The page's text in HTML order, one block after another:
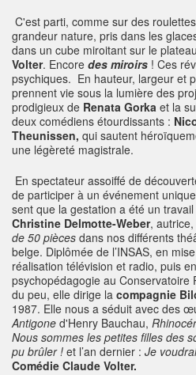
C'est parti, comme sur des
grandeur nature, pris dans les
dans un cube miroitant sur le
Volter. Encore des miroirs ! Ces
psychiques. En hauteur, largeur et
prennent vie sous la lumière des
prodigieux de Renata Gorka et la
deux comédiens étourdissants :
Theunissen, qui sautent
une légèreté magistrale.
En spectateur assoiffé de
de participer à un événement
sent que la gestation a été un
Christine Delmotte-Weber,
de 50 pièces dans nos différents
belge. Diplômée de l’INSAS, en
réalisation télévision et radio, puis
psychopédagogie au Conservatoire
du peu, elle dirige la compagnie
1987. Elle nous a séduit avec des
Antigone d'Henry Bauchau,
Nous sommes les petites filles des
pu brûler ! et l’an dernier : Je
Comédie Claude Volter.